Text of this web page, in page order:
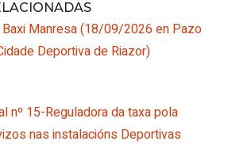
Manresa(18/09/2026en Pazo
Deportiva de Riazor)
nº 15-Reguladora da taxa pola
nas instalacións Deportivas